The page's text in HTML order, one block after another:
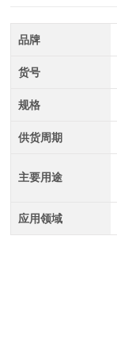
品牌
货号
规格
供货周期
主要用途
应用领域